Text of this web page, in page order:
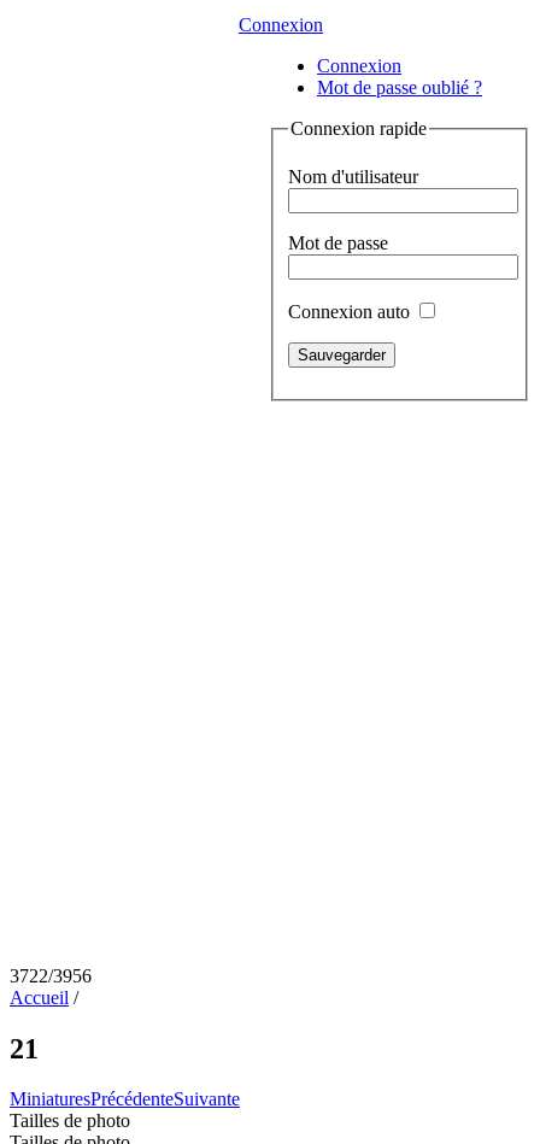
Connexion
Connexion
Mot de passe oublié ?
Connexion rapide
Nom d'utilisateur
Mot de passe
Connexion auto
3722/3956
Accueil /
21
MiniaturesPrécédenteSuivante
Tailles de photo